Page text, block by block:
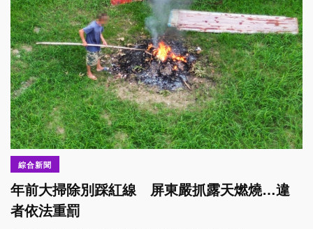
綜合新聞
年前大掃除別踩紅線 屏東嚴抓露天燃燒…違
者依法重罰